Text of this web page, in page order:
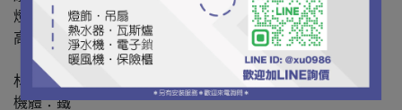
燈體直徑：50cm
高度：48cm
材質
機體：鐵